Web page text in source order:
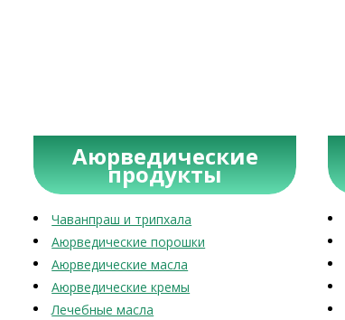
Аюрведические
продукты
Чаванпраш и трипхала
Аюрведические порошки
Аюрведические масла
Аюрведические кремы
Лечебные масла